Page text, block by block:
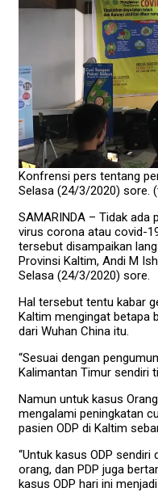
Konfrensi pers tentang
Selasa (24/3/2020) sore.
SAMARINDA – Tidak
virus corona atau covid-
tersebut disampaikan
Provinsi Kaltim, Andi M
Selasa (24/3/2020) sore.
Hal tersebut tentu kabar
Kaltim mengingat betapa
dari Wuhan China itu.
“Sesuai dengan
Kalimantan Timur sendiri
Namun untuk kasus
mengalami peningkatan
pasien ODP di Kaltim
“Untuk kasus ODP
orang, dan PDP juga
kasus ODP hari ini